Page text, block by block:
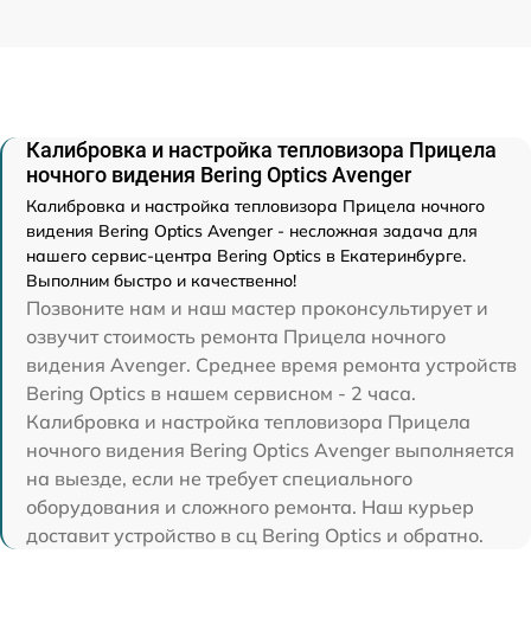
Калибровка и настройка тепловизора Прицела
ночного видения Bering Optics Avenger
Калибровка и настройка тепловизора Прицела ночного
видения Bering Optics Avenger - несложная задача для
нашего сервис-центра Bering Optics в Екатеринбурге.
Выполним быстро и качественно!
Позвоните нам и наш мастер проконсультирует и
озвучит стоимость ремонта Прицела ночного
видения Avenger. Среднее время ремонта устройств
Bering Optics в нашем сервисном - 2 часа.
Калибровка и настройка тепловизора Прицела
ночного видения Bering Optics Avenger выполняется
на выезде, если не требует специального
оборудования и сложного ремонта. Наш курьер
доставит устройство в сц Bering Optics и обратно.